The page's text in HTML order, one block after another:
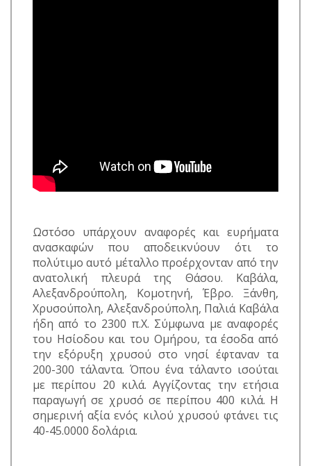
Ωστόσο υπάρχουν αναφορές και ευρήματα
ανασκαφών που αποδεικνύουν ότι το
πολύτιμο αυτό μέταλλο προέρχονταν από την
ανατολική πλευρά της Θάσου. Καβάλα,
Αλεξανδρούπολη, Κομοτηνή, Έβρο. Ξάνθη,
Χρυσούπολη, Αλεξανδρούπολη, Παλιά Καβάλα
ήδη από το 2300 π.Χ. Σύμφωνα με αναφορές
του Ησίοδου και του Ομήρου, τα έσοδα από
την εξόρυξη χρυσού στο νησί έφταναν τα
200-300 τάλαντα. Όπου ένα τάλαντο ισούται
με περίπου 20 κιλά. Αγγίζοντας την ετήσια
παραγωγή σε χρυσό σε περίπου 400 κιλά. Η
σημερινή αξία ενός κιλού χρυσού φτάνει τις
40-45.0000 δολάρια.